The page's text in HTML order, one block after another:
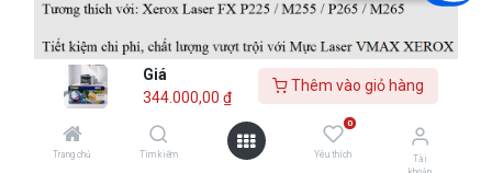
Giá
344.000,00 ₫
Thêm vào giỏ hàng
Trang chủ Tìm kiếm
0
Yêu thích
Tài
344.000,00 ₫